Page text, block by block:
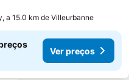
a 15.0 km de Villeurbanne
Ver preços